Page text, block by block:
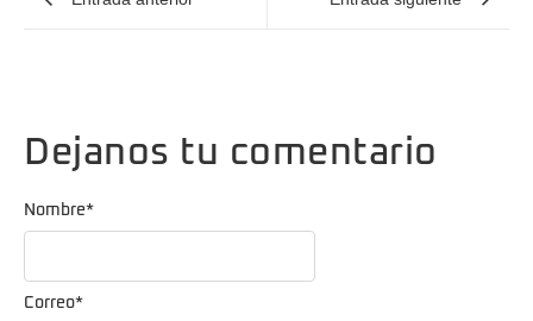
Dejanos tu comentario
Nombre*
Correo*